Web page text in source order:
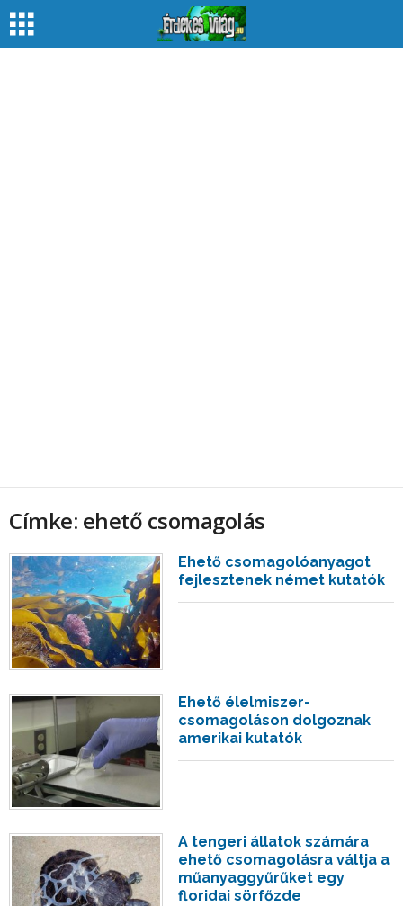
Címke: ehető csomagolás
Ehető csomagolóanyagot
fejlesztenek német kutatók
Ehető élelmiszer-
csomagoláson dolgoznak
amerikai kutatók
A tengeri állatok számára
ehető csomagolásra váltja a
műanyaggyűrűket egy
floridai sörfőzde